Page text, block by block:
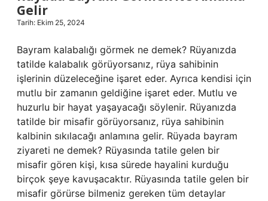
Gelir
Tarih: Ekim 25, 2024
Bayram kalabalığı görmek ne demek? Rüyanızda
tatilde kalabalık görüyorsanız, rüya sahibinin
işlerinin düzeleceğine işaret eder. Ayrıca kendisi için
mutlu bir zamanın geldiğine işaret eder. Mutlu ve
huzurlu bir hayat yaşayacağı söylenir. Rüyanızda
tatilde bir misafir görüyorsanız, rüya sahibinin
kalbinin sıkılacağı anlamına gelir. Rüyada bayram
ziyareti ne demek? Rüyasında tatile gelen bir
misafir gören kişi, kısa sürede hayalini kurduğu
birçok şeye kavuşacaktır. Rüyasında tatile gelen bir
misafir görürse bilmeniz gereken tüm detaylar